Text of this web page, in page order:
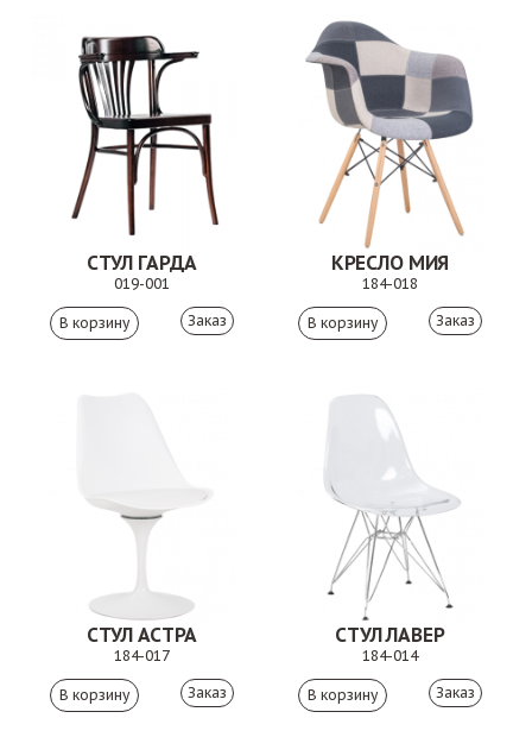
СТУЛ ГАРДА
019-001
Заказ
КРЕСЛО МИЯ
184-018
Заказ
СТУЛ АСТРА
184-017
Заказ
СТУЛ ЛАВЕР
184-014
Заказ